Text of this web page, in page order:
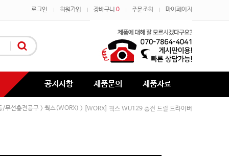
로그인 회원가입 장바구니 0 주문조회 마이페이지
공지사항 제품문의 제품자료
/무선충전공구 > 웍스(WORX) > [WORX] 웍스 WU129 충전 드릴 드라이버